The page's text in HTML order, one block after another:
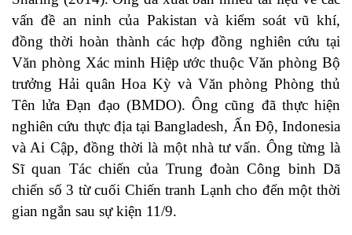
vấn đề an ninh của Pakistan và kiểm soát vũ khí,
đồng thời hoàn thành các hợp đồng nghiên cứu tại
Văn phòng Xác minh Hiệp ước thuộc Văn phòng Bộ
trưởng Hải quân Hoa Kỳ và Văn phòng Phòng thủ
Tên lửa Đạn đạo (BMDO). Ông cũng đã thực hiện
nghiên cứu thực địa tại Bangladesh, Ấn Độ, Indonesia
và Ai Cập, đồng thời là một nhà tư vấn. Ông từng là
Sĩ quan Tác chiến của Trung đoàn Công binh Dã
chiến số 3 từ cuối Chiến tranh Lạnh cho đến một thời
gian ngắn sau sự kiện 11/9.